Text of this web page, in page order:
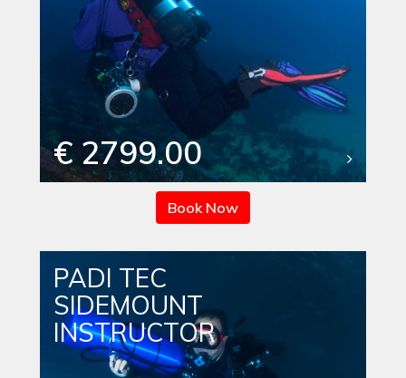
€ 2799.00
Book Now
PADI TEC
SIDEMOUNT
INSTRUCTOR